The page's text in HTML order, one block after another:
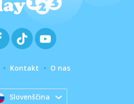
Kontakt O nas
Slovenščina